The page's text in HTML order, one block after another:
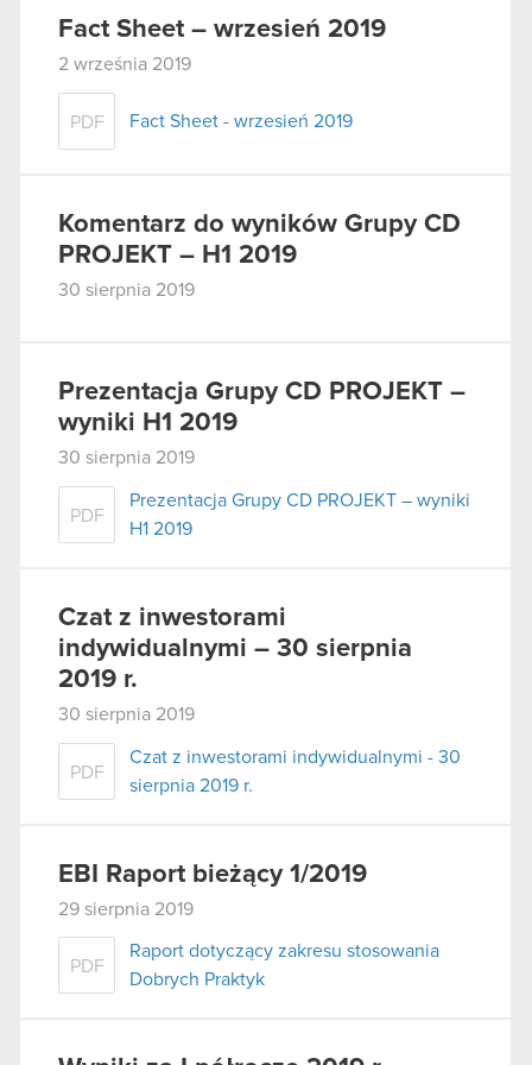
Fact Sheet – wrzesień 2019
2 września 2019
PDF Fact Sheet - wrzesień 2019
Komentarz do wyników Grupy CD
PROJEKT – H1 2019
30 sierpnia 2019
Prezentacja Grupy CD PROJEKT –
wyniki H1 2019
30 sierpnia 2019
PDF
Prezentacja Grupy CD PROJEKT – wyniki
H1 2019
Czat z inwestorami
indywidualnymi – 30 sierpnia
2019 r.
30 sierpnia 2019
PDF
Czat z inwestorami indywidualnymi - 30
sierpnia 2019 r.
EBI Raport bieżący 1/2019
29 sierpnia 2019
PDF
Raport dotyczący zakresu stosowania
Dobrych Praktyk